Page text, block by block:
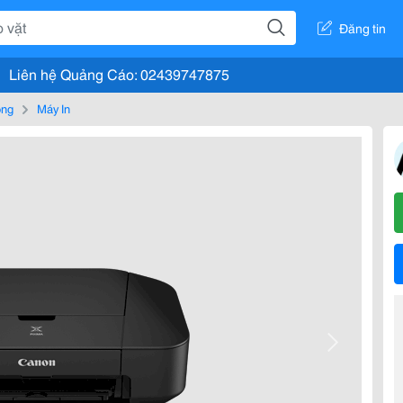
Đăng tin
Liên hệ Quảng Cáo: 02439747875
Máy In